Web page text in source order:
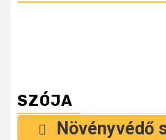
SZÓJA
Növényvédő